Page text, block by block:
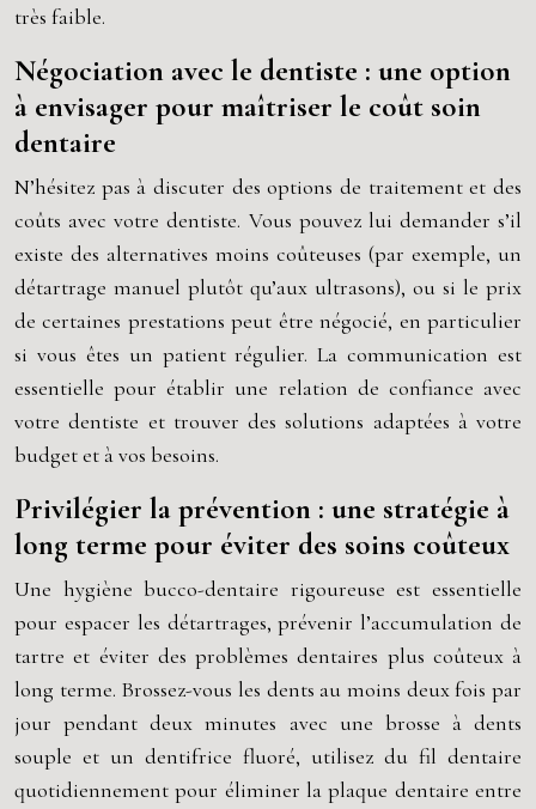
très faible.
Négociation avec le dentiste : une option
à envisager pour maîtriser le coût soin
dentaire
N’hésitez pas à discuter des options de traitement et des
coûts avec votre dentiste. Vous pouvez lui demander s’il
existe des alternatives moins coûteuses (par exemple, un
détartrage manuel plutôt qu’aux ultrasons), ou si le prix
de certaines prestations peut être négocié, en particulier
si vous êtes un patient régulier. La communication est
essentielle pour établir une relation de confiance avec
votre dentiste et trouver des solutions adaptées à votre
budget et à vos besoins.
Privilégier la prévention : une stratégie à
long terme pour éviter des soins coûteux
Une hygiène bucco-dentaire rigoureuse est essentielle
pour espacer les détartrages, prévenir l’accumulation de
tartre et éviter des problèmes dentaires plus coûteux à
long terme. Brossez-vous les dents au moins deux fois par
jour pendant deux minutes avec une brosse à dents
souple et un dentifrice fluoré, utilisez du fil dentaire
quotidiennement pour éliminer la plaque dentaire entre